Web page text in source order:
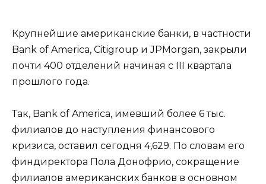
Крупнейшие американские банки, в частности
Bank of America, Citigroup и JPMorgan, закрыли
почти 400 отделений начиная с ІІІ квартала
прошлого года.
Так, Bank of America, имевший более 6 тыс.
филиалов до наступления финансового
кризиса, оставил сегодня 4,629. По словам его
финдиректора Пола Донофрио, сокращение
филиалов американских банков в основном